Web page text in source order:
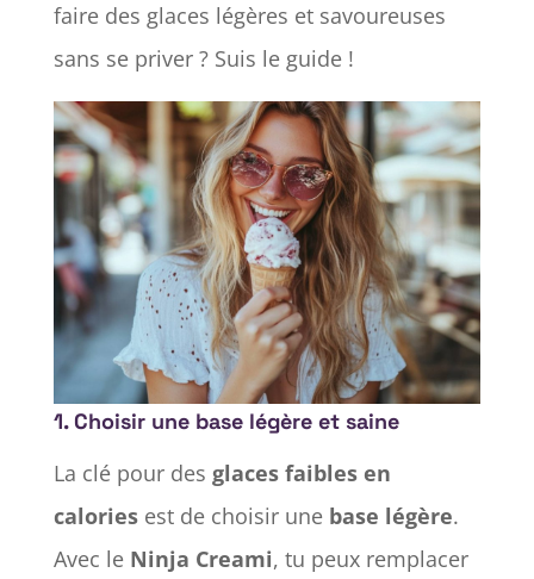
faire des glaces légères et savoureuses
sans se priver ? Suis le guide !
1. Choisir une base légère et saine
La clé pour des glaces faibles en
caloriesest de choisir une base légère.
Avec le Ninja Creami, tu peux remplacer